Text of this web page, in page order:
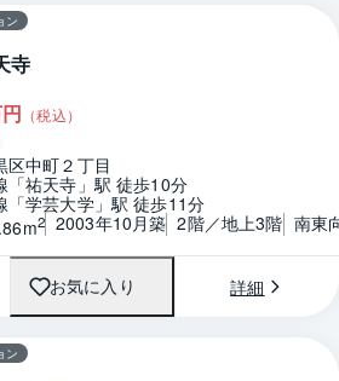
ン
寺
（税込）
区中町２丁目
「祐天寺」駅 徒歩10分
「学芸大学」駅 徒歩11分
2 2003年10月築 2階／地上3階 南東
お気に入り 詳細
1 / 0
ン